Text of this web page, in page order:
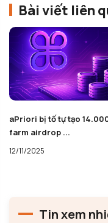
Bài viết liên
MetaMask “nhá hàng”
airdrop? Ví điện tử phổ ...
28/10/2025
Tin xem